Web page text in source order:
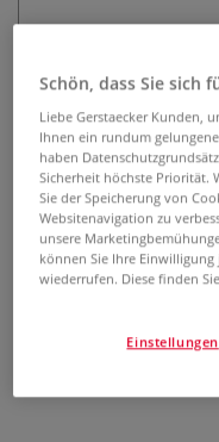
da Vinci
15700
0
Nageldesign. Für
Schön, dass Sie sich
Liebe Gerstaecker Kunden,
Ihnen ein rundum
haben
Sicherheit höchste Priorität.
Sie der Speicherung von
Websitenavigation zu
unsere
können Sie Ihre
wiederrufen. Diese finden
Einstellungen